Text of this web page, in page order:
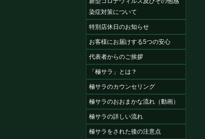
染症対策について
特別店休日のお知らせ
お客様にお届けする5つの安心
代表者からのご挨拶
「極サラ」とは？
極サラのカウンセリング
極サラのおおまかな流れ（動画）
極サラの詳しい流れ
極サラをされた後の注意点